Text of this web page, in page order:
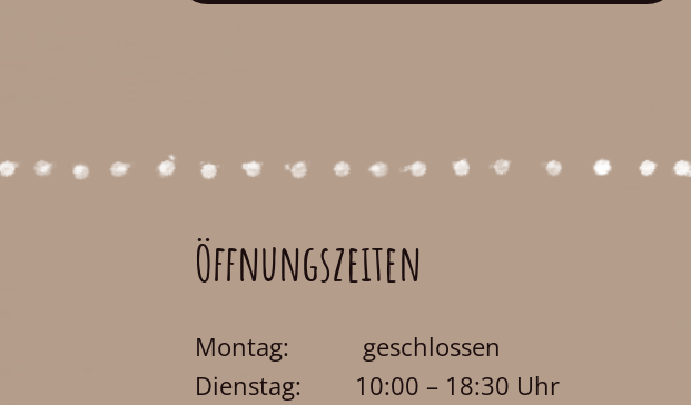
Öffnungszeiten
Montag: geschlossen
Dienstag: 10:00 – 18:30 Uhr